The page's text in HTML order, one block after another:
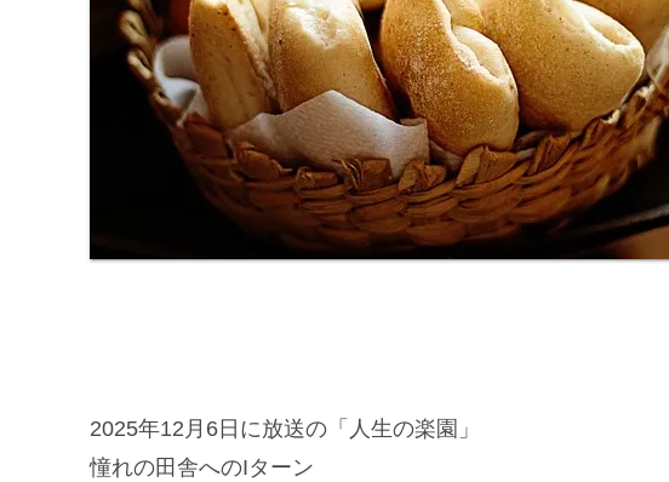
2025年12月6日に放送の「人生の楽園」
憧れの田舎へのIターン